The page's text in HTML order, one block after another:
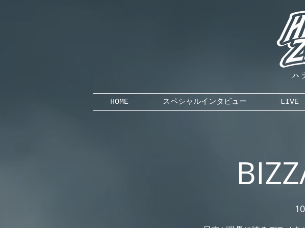
ハ
HOME スペシャルインタビュー LIVE